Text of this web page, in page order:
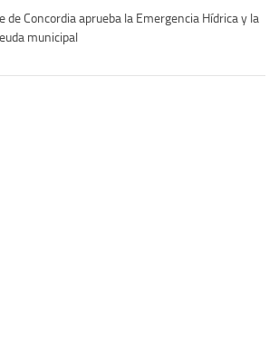
de Concordia aprueba la Emergencia Hídrica y la
municipal